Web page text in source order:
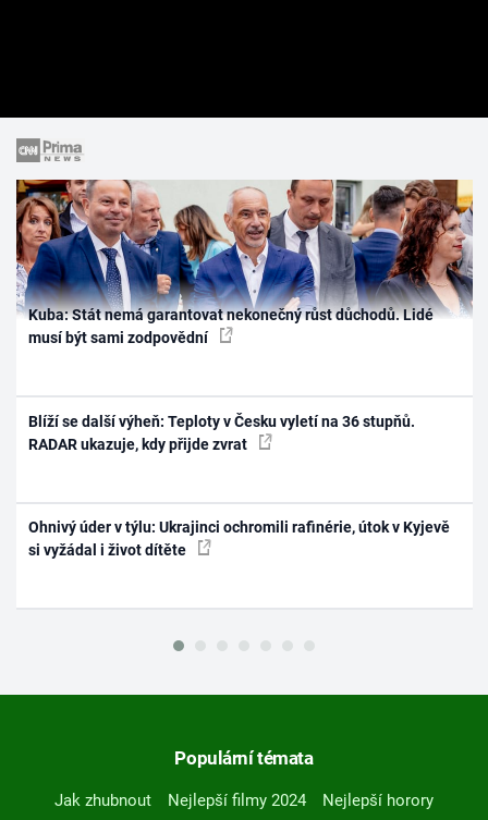
Kuba: Stát nemá garantovat nekonečný růst důchodů. Lidé
musí být sami zodpovědní
Blíží se další výheň: Teploty v Česku vyletí na 36 stupňů.
RADAR ukazuje, kdy přijde zvrat
Ohnivý úder v týlu: Ukrajinci ochromili rafinérie, útok v Kyjevě
si vyžádal i život dítěte
Populární témata
Jak zhubnout Nejlepší filmy 2024
Nejlepší horory